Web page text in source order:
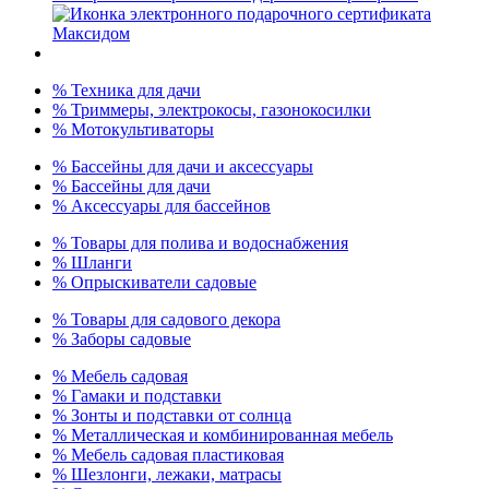
% Техника для дачи
% Триммеры, электрокосы, газонокосилки
% Мотокультиваторы
% Бассейны для дачи и аксессуары
% Бассейны для дачи
% Аксессуары для бассейнов
% Товары для полива и водоснабжения
% Шланги
% Опрыскиватели садовые
% Товары для садового декора
% Заборы садовые
% Мебель садовая
% Гамаки и подставки
% Зонты и подставки от солнца
% Металлическая и комбинированная мебель
% Мебель садовая пластиковая
% Шезлонги, лежаки, матрасы